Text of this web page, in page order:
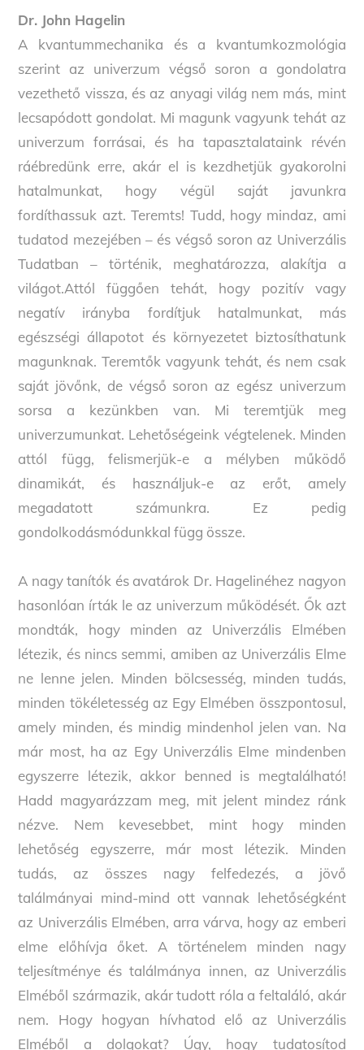
Dr. John Hagelin
A kvantummechanika és a kvantumkozmológia
szerint az univerzum végső soron a gondolatra
vezethető vissza, és az anyagi világ nem más, mint
lecsapódott gondolat. Mi magunk vagyunk tehát az
univerzum forrásai, és ha tapasztalataink révén
ráébredünk erre, akár el is kezdhetjük gyakorolni
hatalmunkat, hogy végül saját javunkra
fordíthassuk azt. Teremts! Tudd, hogy mindaz, ami
tudatod mezejében – és végső soron az Univerzális
Tudatban – történik, meghatározza, alakítja a
világot.Attól függően tehát, hogy pozitív vagy
negatív irányba fordítjuk hatalmunkat, más
egészségi állapotot és környezetet biztosíthatunk
magunknak. Teremtők vagyunk tehát, és nem csak
saját jövőnk, de végső soron az egész univerzum
sorsa a kezünkben van. Mi teremtjük meg
univerzumunkat. Lehetőségeink végtelenek. Minden
attól függ, felismerjük-e a mélyben működő
dinamikát, és használjuk-e az erőt, amely
megadatott számunkra. Ez pedig
gondolkodásmódunkkal függ össze.
A nagy tanítók és avatárok Dr. Hagelinéhez nagyon
hasonlóan írták le az univerzum működését. Ők azt
mondták, hogy minden az Univerzális Elmében
létezik, és nincs semmi, amiben az Univerzális Elme
ne lenne jelen. Minden bölcsesség, minden tudás,
minden tökéletesség az Egy Elmében összpontosul,
amely minden, és mindig mindenhol jelen van. Na
már most, ha az Egy Univerzális Elme mindenben
egyszerre létezik, akkor benned is megtalálható!
Hadd magyarázzam meg, mit jelent mindez ránk
nézve. Nem kevesebbet, mint hogy minden
lehetőség egyszerre, már most létezik. Minden
tudás, az összes nagy felfedezés, a jövő
találmányai mind-mind ott vannak lehetőségként
az Univerzális Elmében, arra várva, hogy az emberi
elme előhívja őket. A történelem minden nagy
teljesítménye és találmánya innen, az Univerzális
Elméből származik, akár tudott róla a feltaláló, akár
nem. Hogy hogyan hívhatod elő az Univerzális
Elméből a dolgokat? Úgy, hogy tudatosítod